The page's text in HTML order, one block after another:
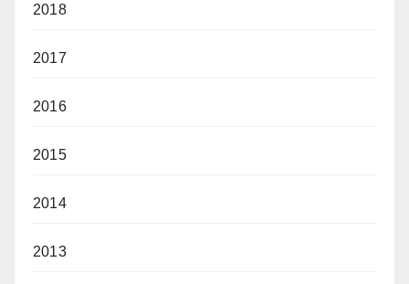
2018
2017
2016
2015
2014
2013